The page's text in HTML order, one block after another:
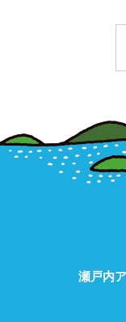
瀬戸内